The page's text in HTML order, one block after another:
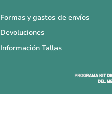
Formas y gastos de envíos
Devoluciones
Información Tallas